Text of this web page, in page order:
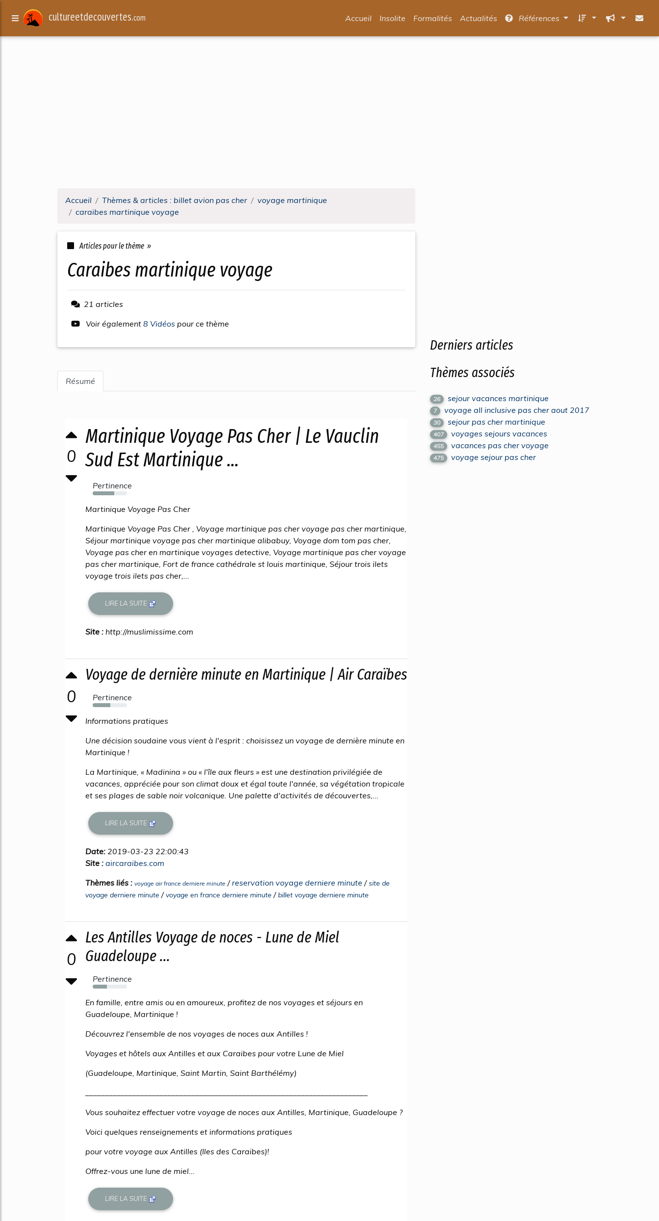
cultureetdecouvertes.com Accueil Insolite Formalités Actualités Références
Accueil Thèmes & articles : billet avion pas cher
voyage martinique
caraibes martinique voyage
Articles pour le thème »
caraibes martinique voyage
21 articles
Voir également 8 Vidéos pour ce thème
Résumé
0
Martinique Voyage Pas Cher | Le Vauclin
Sud Est Martinique ...
Pertinence
63%
Martinique Voyage Pas Cher
Martinique Voyage Pas Cher , Voyage martinique pas cher voyage pas cher martinique,
Séjour martinique voyage pas cher martinique alibabuy, Voyage dom tom pas cher,
Voyage pas cher en martinique voyages detective, Voyage martinique pas cher voyage
pas cher martinique, Fort de france cathédrale st louis martinique, Séjour trois ilets
voyage trois ilets pas cher,...
LIRE LA SUITE
Site : http://muslimissime.com
0
Voyage de dernière minute en Martinique | Air Caraïbes
Pertinence
51%
Informations pratiques
Une décision soudaine vous vient à l'esprit : choisissez un voyage de dernière minute en
Martinique !
La Martinique, « Madinina » ou « l'île aux fleurs » est une destination privilégiée de
vacances, appréciée pour son climat doux et égal toute l'année, sa végétation tropicale
et ses plages de sable noir volcanique. Une palette d'activités de découvertes,...
LIRE LA SUITE
Date: 2019-03-23 22:00:43
Site : aircaraibes.com
Thèmes liés : voyage air france derniere minute / reservation voyage derniere minute /site de
voyage derniere minute /voyage en france derniere minute /billet voyage derniere minute
0
Les Antilles Voyage de noces - Lune de Miel
Guadeloupe ...
Pertinence
42%
En famille, entre amis ou en amoureux, profitez de nos voyages et séjours en
Guadeloupe, Martinique !
Découvrez l'ensemble de nos voyages de noces aux Antilles !
Voyages et hôtels aux Antilles et aux Caraibes pour votre Lune de Miel
(Guadeloupe, Martinique, Saint Martin, Saint Barthélémy)
Vous souhaitez effectuer votre voyage de noces aux Antilles, Martinique, Guadeloupe ?
Voici quelques renseignements et informations pratiques
pour votre voyage aux Antilles (Iles des Caraibes)!
Offrez-vous une lune de miel...
LIRE LA SUITE
Derniers articles
Thèmes associés
26 sejour vacances martinique
7 voyage all inclusive pas cher aout 2017
30 sejour pas cher martinique
407 voyages sejours vacances
455 vacances pas cher voyage
475 voyage sejour pas cher